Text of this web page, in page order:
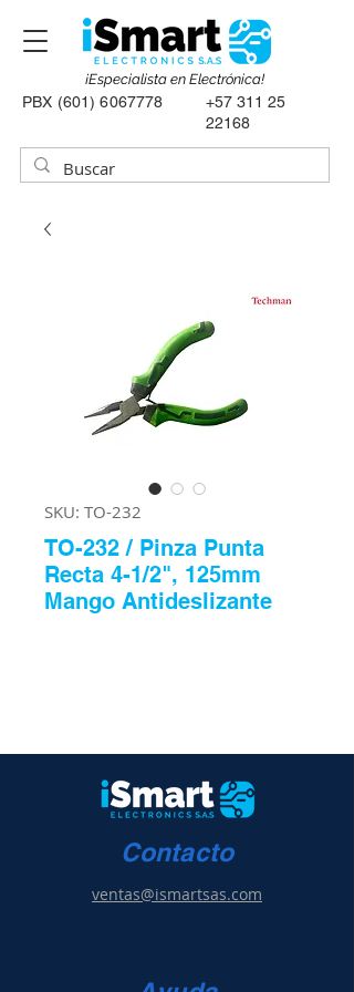
PBX (601) 6067778
+57 311 25
22168
¡Especialista en Electrónica!
SKU: TO-232
TO-232 / Pinza Punta
Recta 4-1/2", 125mm
Mango Antideslizante
Contacto
ventas@ismartsas.com